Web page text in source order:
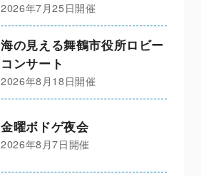
2026年7月25日開催
海の見える舞鶴市役所ロビー
コンサート
2026年8月18日開催
金曜ボドゲ夜会
2026年8月7日開催